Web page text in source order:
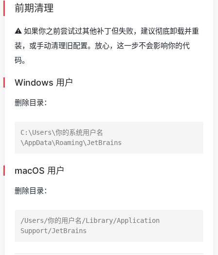
前期清理
⚠️ 如果你之前尝试过其他补丁但失败，建议彻底卸载并重
装，或手动清理旧配置。放心，这一步不会影响你的代
码。
Windows 用户
删除目录：
C:\Users\你的系统用户名
macOS 用户
删除目录：
/Users/你的用户名/Library/Application